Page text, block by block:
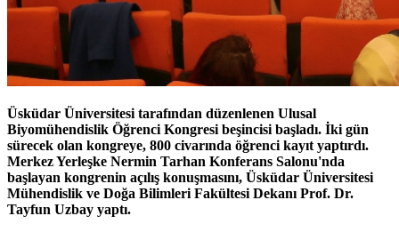
Üsküdar Üniversitesi tarafından düzenlenen Ulusal
Biyomühendislik Öğrenci Kongresi beşincisi başladı. İki gün
sürecek olan kongreye, 800 civarında öğrenci kayıt yaptırdı.
Merkez Yerleşke Nermin Tarhan Konferans Salonu'nda
başlayan kongrenin açılış konuşmasını, Üsküdar Üniversitesi
Mühendislik ve Doğa Bilimleri Fakültesi Dekanı Prof. Dr.
Tayfun Uzbay yaptı.